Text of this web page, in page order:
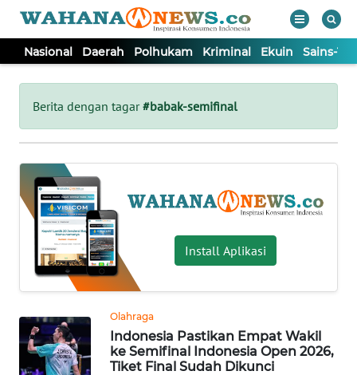
Nasional Daerah Polhukam Kriminal Ekuin Sains-
Berita dengan tagar#babak-semifinal
Install Aplikasi
Olahraga
Indonesia Pastikan Empat Wakil
ke Semifinal Indonesia Open 2026,
Tiket Final Sudah Dikunci
Tutup
NASIONAL
DAERAH
POLHUKAM
KRIMINAL
EKUIN
SAINS-TEKNO